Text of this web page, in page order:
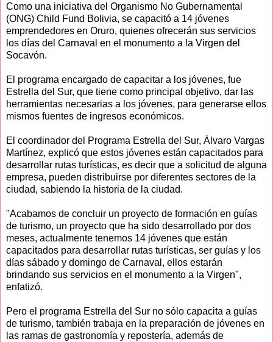
Como una iniciativa del Organismo No Gubernamental
(ONG) Child Fund Bolivia, se capacitó a 14 jóvenes
emprendedores en Oruro, quienes ofrecerán sus servicios
los días del Carnaval en el monumento a la Virgen del
Socavón.
El programa encargado de capacitar a los jóvenes, fue
Estrella del Sur, que tiene como principal objetivo, dar las
herramientas necesarias a los jóvenes, para generarse ellos
mismos fuentes de ingresos económicos.
El coordinador del Programa Estrella del Sur, Álvaro Vargas
Martínez, explicó que estos jóvenes están capacitados para
desarrollar rutas turísticas, es decir que a solicitud de alguna
empresa, pueden distribuirse por diferentes sectores de la
ciudad, sabiendo la historia de la ciudad.
"Acabamos de concluir un proyecto de formación en guías
de turismo, un proyecto que ha sido desarrollado por dos
meses, actualmente tenemos 14 jóvenes que están
capacitados para desarrollar rutas turísticas, ser guías y los
días sábado y domingo de Carnaval, ellos estarán
brindando sus servicios en el monumento a la Virgen",
enfatizó.
Pero el programa Estrella del Sur no sólo capacita a guías
de turismo, también trabaja en la preparación de jóvenes en
las ramas de gastronomía y repostería, además de